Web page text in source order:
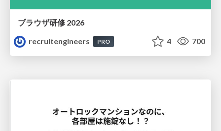
ブラウザ研修 2026
recruitengineers
PRO 4 700